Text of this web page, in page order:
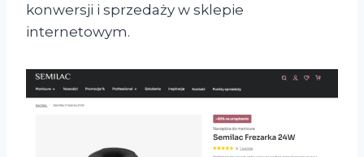
konwersji i sprzedaży w sklepie
internetowym.